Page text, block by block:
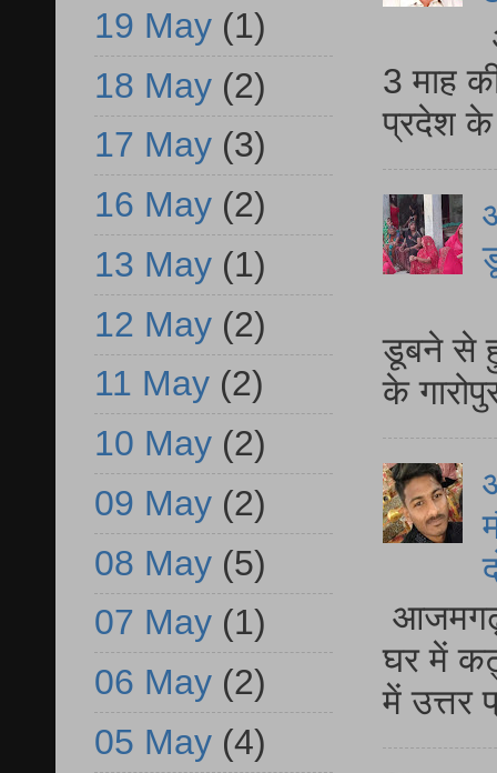
3 माह
प्रदेश
डूबने से
के
घर में
में
19 May (1)
18 May (2)
17 May (3)
16 May (2)
13 May (1)
12 May (2)
11 May (2)
10 May (2)
09 May (2)
08 May (5)
07 May (1)
06 May (2)
05 May (4)